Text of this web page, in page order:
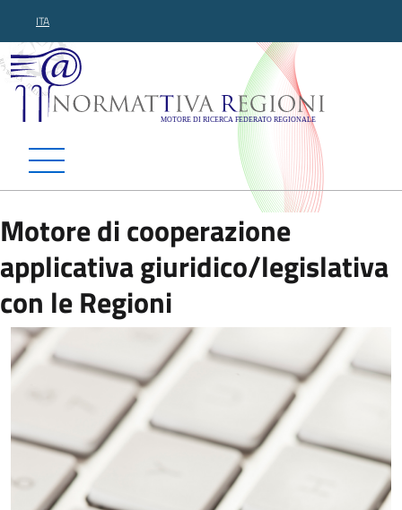
ITA
Normattiva Regioni -
Motore di cooperazione
applicativa giuridico/legislativa
con le Regioni